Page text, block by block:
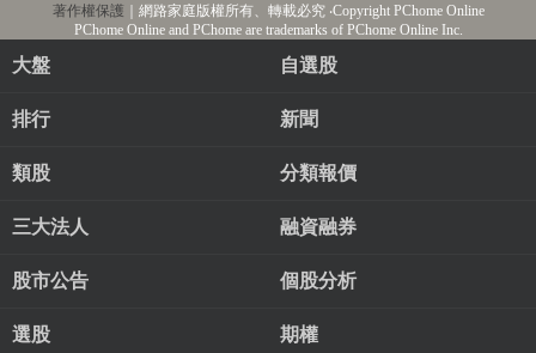
著作權保護 ｜網路家庭版權所有、轉載必究‧Copyright PChome Online
PChome Online and PChome are trademarks of PChome Online Inc.
大盤 自選股
排行 新聞
類股 分類報價
三大法人 融資融券
股市公告 個股分析
選股 期權